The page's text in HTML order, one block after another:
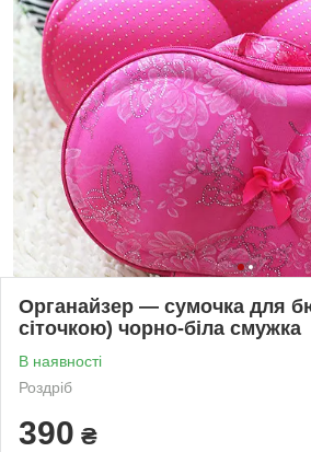
Органайзер — сумочка для
сіточкою) чорно-біла смужка
В наявності
Роздріб
390 ₴